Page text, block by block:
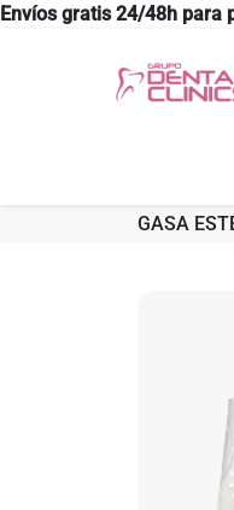
Envíos gratis 24/48h
GASA